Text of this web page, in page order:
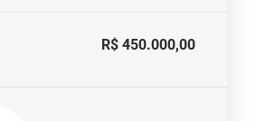
R$ 450.000,00